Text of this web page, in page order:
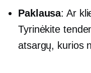
Paklausa: Ar
Tyrinėkite
atsargų, kurios